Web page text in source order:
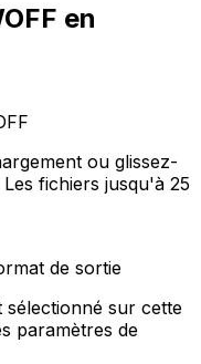
en
ou glissez-
fichiers jusqu'à 25
de sortie
sélectionné sur cette
paramètres de